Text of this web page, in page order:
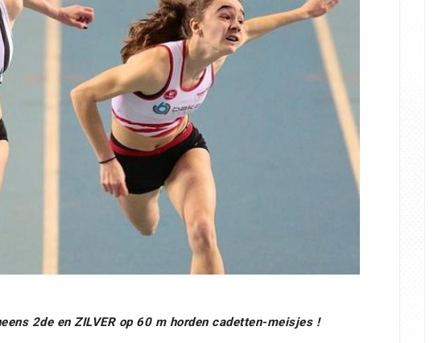
2de en ZILVER op 60 m horden cadetten-meisjes !